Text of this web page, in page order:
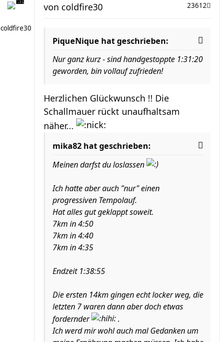
coldfire30
23612
von coldfire30
PiqueNique hat geschrieben:
Nur ganz kurz - sind handgestoppte 1:31:20
geworden, bin vollauf zufrieden!
Herzlichen Glückwunsch !! Die
Schallmauer rückt unaufhaltsam
näher...
mika82 hat geschrieben:
Meinen darfst du loslassen
Ich hatte aber auch "nur" einen
progressiven Tempolauf.
Hat alles gut geklappt soweit.
7km in 4:50
7km in 4:40
7km in 4:35
Endzeit 1:38:55
Die ersten 14km gingen echt locker weg, die
letzten 7 waren dann aber doch etwas
fordernder
.
Ich werd mir wohl auch mal Gedanken um